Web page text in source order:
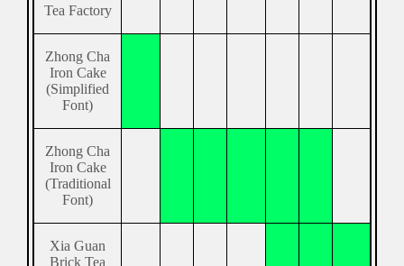
Tea Factory
Zhong Cha
Iron Cake
(Simplified
Font)
Zhong Cha
Iron Cake
(Traditional
Font)
Xia Guan
Brick Tea